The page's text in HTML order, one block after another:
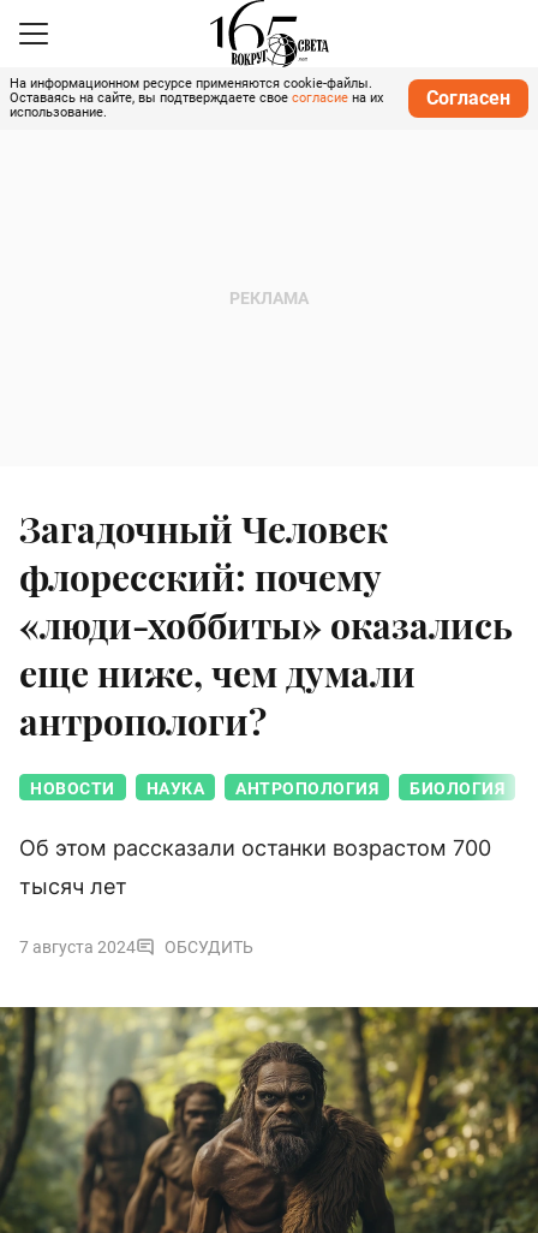
На информационном ресурсе применяются cookie-файлы.
Оставаясь на сайте, вы подтверждаете свое согласие на их
использование.
Согласен
Загадочный Человек
флоресский: почему
«люди-хоббиты» оказались
еще ниже, чем думали
антропологи?
НОВОСТИ НАУКА АНТРОПОЛОГИЯ БИОЛОГИЯ
Об этом рассказали останки возрастом 700
тысяч лет
7 августа 2024 ОБСУДИТЬ